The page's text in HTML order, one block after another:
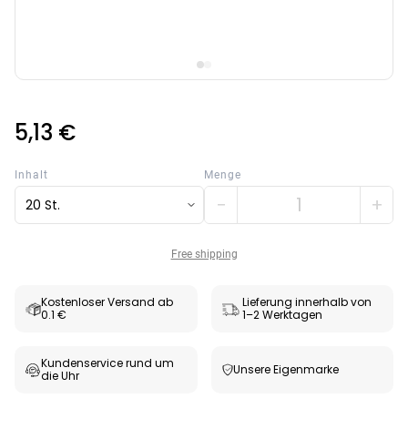
5,13 €
Inhalt
20 St.
Menge
− +
Free shipping
Kostenloser Versand ab
0.1 €
Lieferung innerhalb von
1–2 Werktagen
Kundenservice rund um
die Uhr
Unsere Eigenmarke